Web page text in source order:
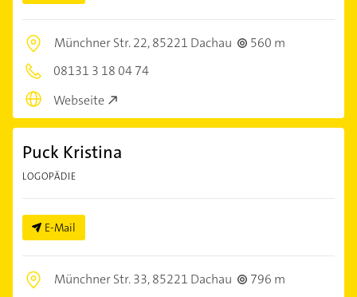
Münchner Str. 22,85221 Dachau
560 m
08131 3 18 04 74
Webseite
Puck Kristina
LOGOPÄDIE
E-Mail
Münchner Str. 33,85221 Dachau
796 m